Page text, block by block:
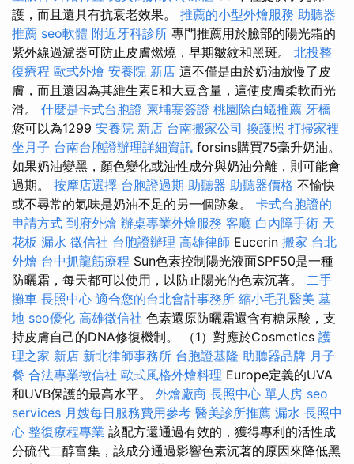
護，而且還具有抗衰老效果。 推薦的小型外燴服務 助聽器
推薦 seo軟體 附近牙科診所 專門推薦用於臉部的陽光霜的
紫外線過濾器可防止皮膚燃燒，早期皺紋和黑斑。 北投整
復療程 歐式外燴 安養院 新店 這不僅是由於奶油放慢了皮
膚，而且還因為其維生素E和大豆含量，這使皮膚柔軟而光
滑。 什麼是卡式台胞證 柬埔寨簽證 桃園除白蟻推薦 牙橋
您可以為1299 安養院 新店 台南搬家公司 換護照 打掃家裡
坐月子 台南台胞證辦理詳細資訊 forsins購買75毫升奶油。
如果奶油變黑，顏色變化或油性成分與奶油分離，則可能會
過期。 按摩店選擇 台胞證過期 助聽器 助聽器價格 不愉快
或不尋常的氣味是奶油不足的另一個跡象。 卡式台胞證的
申請方式 到府外燴 辦桌專業外燴服務 客廳 白內障手術 天
花板 漏水 徵信社 台胞證辦理 高雄律師 Eucerin 搬家 台北
外燴 台中抓龍筋療程 Sun色素控制陽光液面SPF50是一種
防曬霜，每天都可以使用，以防止陽光的色素沉著。 二手
攤車 長照中心 適合您的台北會計事務所 縮小毛孔醫美 墓
地 seo優化 高雄徵信社 色素還原防曬霜還含有糖尿酸，支
持皮膚自己的DNA修復機制。 （1）對應於Cosmetics 護
理之家 新店 新北律師事務所 台胞證基隆 助聽器品牌 月子
餐 合法專業徵信社 歐式風格外燴料理 Europe定義的UVA
和UVB保護的最高水平。 外燴廠商 長照中心 單人房 seo
services 月嫂每日服務費用參考 醫美診所推薦 漏水 長照中
心 整復療程專業 該配方還通過有效的，獲得專利的活性成
分硫代二醇富集，該成分通過影響色素沉著的原因來降低黑